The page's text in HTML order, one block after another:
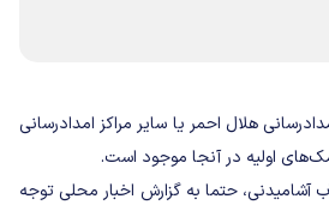
هلال احمر یا سایر مراکز امدادرسانی
اولیه در آنجا موجود است.
آشامیدنی، حتما به گزارش اخبار محلی توجه